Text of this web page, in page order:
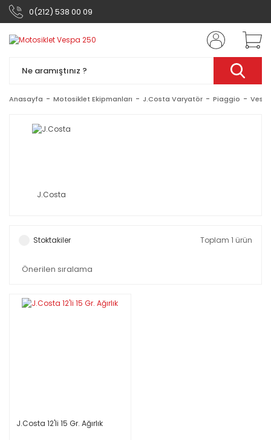
0(212) 538 00 09
Anasayfa Motosiklet Ekipmanları J.Costa Varyatör Piaggio
J.Costa
Stoktakiler Toplam 1 ürün
J.Costa 12'li 15 Gr. Ağırlık